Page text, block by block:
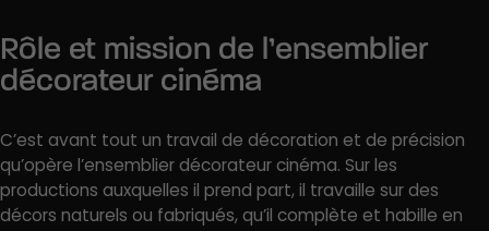
Rôle et mission de l’ensemblier
décorateur cinéma
C’est avant tout un travail de décoration et de précision
qu’opère l’ensemblier décorateur cinéma. Sur les
productions auxquelles il prend part, il travaille sur des
décors naturels ou fabriqués, qu’il complète et habille en